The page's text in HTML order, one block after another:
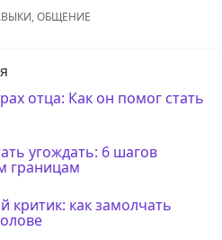
,ОБЩЕНИЕ
отца: Как он помог стать
угождать: 6 шагов
границам
критик: как замолчать